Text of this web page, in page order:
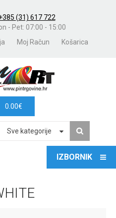
(31) 617 722
- Pet: 07:00 - 15:00
Moj Račun Košarica
0.00€
Sve kategorije